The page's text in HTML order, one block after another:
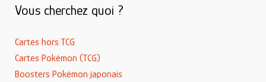
Vous cherchez quoi ?
Cartes hors TCG
Cartes Pokémon (TCG)
Boosters Pokémon japonais